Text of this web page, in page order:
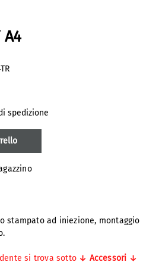
A4
spedizione
inserisci la
stampato ad iniezione, montaggio
si trova sotto ↓ Accessori ↓